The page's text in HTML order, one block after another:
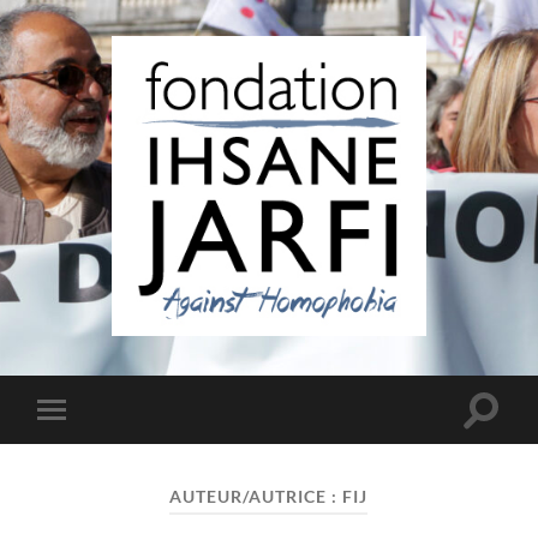
Fondation
Ihsane
Jarfi
Toggle
mobile
Toggle
AUTEUR/AUTRICE : FIJ